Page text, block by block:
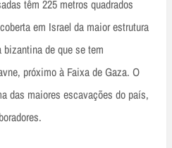
têm 225 metros quadrados
em Israel da maior estrutura
bizantina de que se tem
próximo à Faixa de Gaza. O
das maiores escavações do país,